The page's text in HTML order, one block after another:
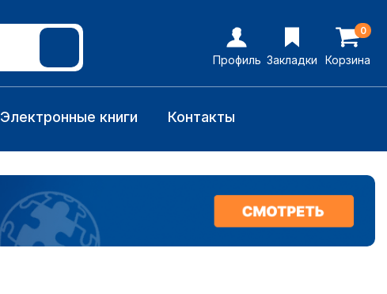
Профиль Закладки
0
Корзина
Электронные книги Контакты